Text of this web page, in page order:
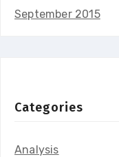
September 2015
Categories
Analysis